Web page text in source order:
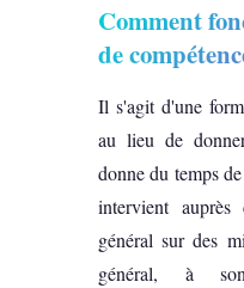
Comment
de
Il s'agit d'une
au lieu de
donne du temps
intervient auprès
général sur des
général, à